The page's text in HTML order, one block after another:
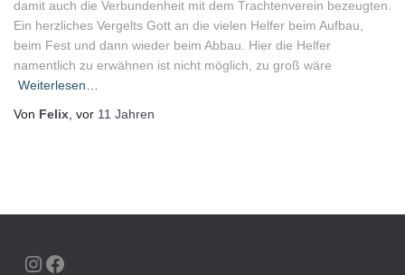
damit auch die Verbundenheit mit dem Trachtenverein bezeugten.
Ein herzliches Vergelts Gott an die vielen Helfer beim Aufbau,
beim Fest und dann wieder beim Abbau. Hier die Helfer
namentlich zu erwähnen ist nicht möglich, zu groß wäre
Weiterlesen…
Von Felix , vor 11 Jahren
INSTAGRAM